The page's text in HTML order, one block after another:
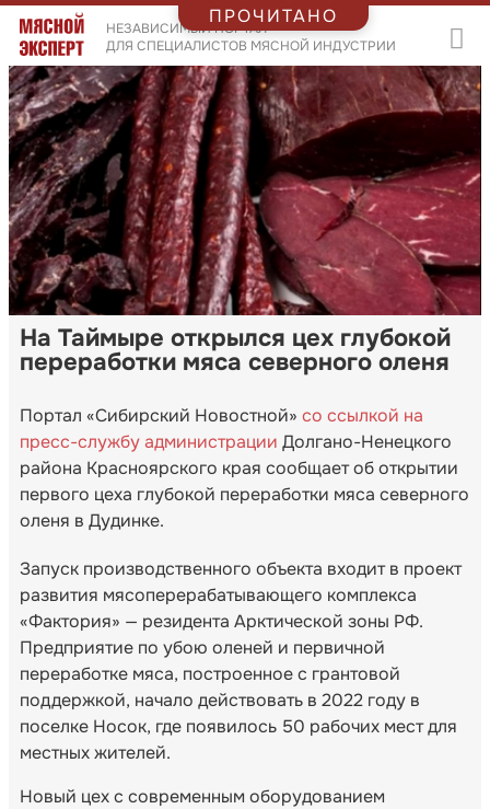
НЕЗАВИСИМЫЙ ПОРТАЛ
ДЛЯ СПЕЦИАЛИСТОВ МЯСНОЙ ИНДУСТРИИ
На Таймыре открылся цех глубокой
переработки мяса северного оленя
Портал «Сибирский Новостной» со ссылкой на
пресс-службу администрации Долгано-Ненецкого
района Красноярского края сообщает об открытии
первого цеха глубокой переработки мяса северного
оленя в Дудинке.
Запуск производственного объекта входит в проект
развития мясоперерабатывающего комплекса
«Фактория» — резидента Арктической зоны РФ.
Предприятие по убою оленей и первичной
переработке мяса, построенное с грантовой
поддержкой, начало действовать в 2022 году в
поселке Носок, где появилось 50 рабочих мест для
местных жителей.
Новый цех с современным оборудованием
ПРОЧИТАНО